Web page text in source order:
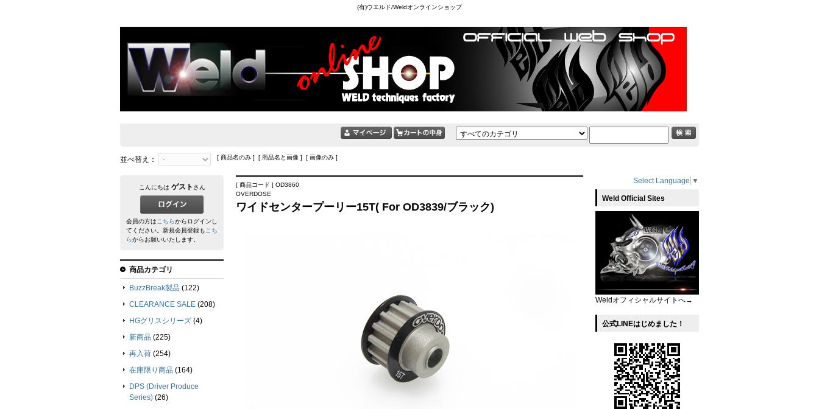
(有)ウエルド/Weldオンラインショップ
並べ替え： [ 商品名のみ ] [ 商品名と画像 ] [ 画像のみ ]
[ 商品コード ] OD3860
OVERDOSE
ワイドセンタープーリー15T( For OD3839/ブラック)
こんにちは ゲスト さん
会員の方はこちらからログインし
てください。新規会員登録もこち
らからお願いいたします。
商品カテゴリ
BuzzBreak製品 (122)
CLEARANCE SALE (208)
HGグリスシリーズ (4)
新商品 (225)
再入荷 (254)
在庫限り商品 (164)
DPS (Driver Produce
Series) (26)
Select Language ▼
Weld Official Sites
Weldオフィシャルサイトへ→
公式LINEはじめました！